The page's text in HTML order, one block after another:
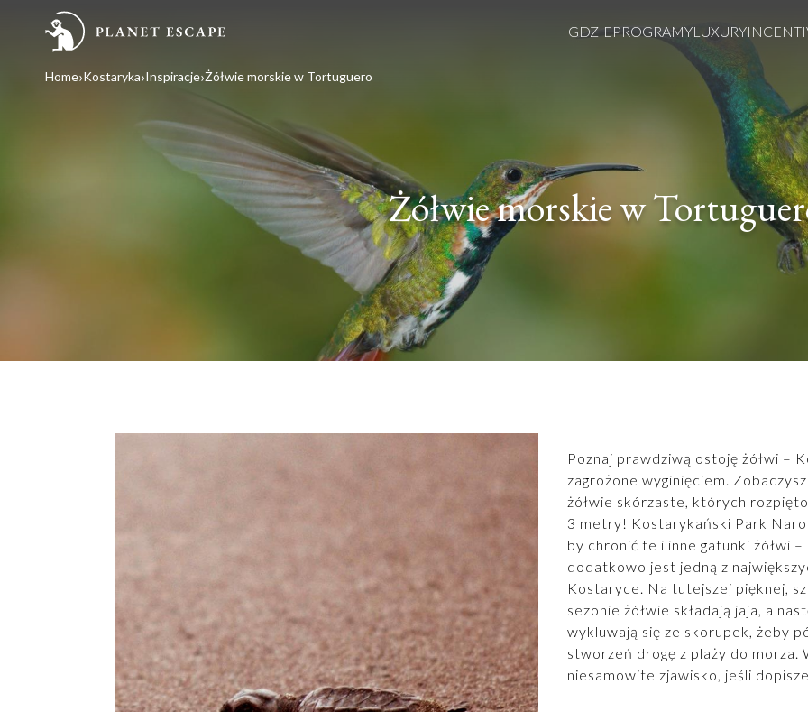
GDZIEPROGRAMYLUXURY
Home Kostaryka Inspiracje Żółwie morskie w Tortuguero
Żółwie morskie w
Poznaj prawdziwą ostoję żółwi –
zagrożone wyginięciem.
żółwie skórzaste, których
3 metry! Kostarykański Park
by chronić te i inne gatunki żółwi
dodatkowo jest jedną z
Kostaryce. Na tutejszej pięknej,
sezonie żółwie składają jaja, a
wykluwają się ze skorupek, żeby
stworzeń drogę z plaży do
niesamowite zjawisko, jeśli